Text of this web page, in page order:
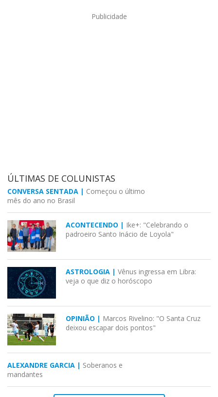
Publicidade
ÚLTIMAS DE COLUNISTAS
CONVERSA SENTADA | Começou o último
mês do ano no Brasil
ACONTECENDO | Ike+: "Celebrando o
padroeiro Santo Inácio de Loyola"
ASTROLOGIA | Vênus ingressa em Libra:
veja o que diz o horóscopo
OPINIÃO | Marcos Rivelino: "O Santa Cruz
deixou escapar dois pontos"
ALEXANDRE GARCIA | Soberanos e
mandantes